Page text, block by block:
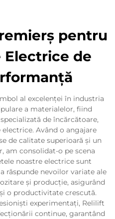
pentru
Electrice de
al excelenței în industria
a materialelor, fiind
de încărcătoare,
Având o angajare
de calitate superioară și un
am consolidat-o pe scena
noastre electrice sunt
răspunde nevoilor variate ale
și producție, asigurând
o productivitate crescută.
experimentați, Relilift
continue, garantând